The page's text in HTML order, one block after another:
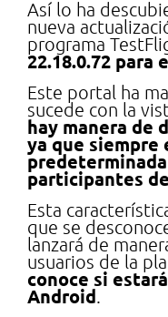
Así lo ha
nueva
programa
22.18.0.72 para
Este portal ha
sucede con la
hay manera de
ya que siempre
participantes
Esta
que se
lanzará de
usuarios de la
conoce si
Android.